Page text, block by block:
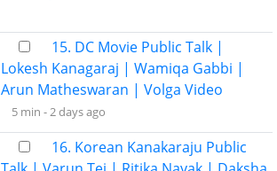
15. DC Movie Public Talk |
Lokesh Kanagaraj | Wamiqa Gabbi |
Arun Matheswaran | Volga Video
5 min -2 days ago
16. Korean Kanakaraju Public